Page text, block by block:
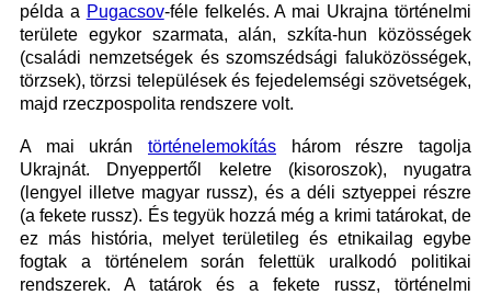
példa a Pugacsov-féle felkelés. A mai Ukrajna történelmi
területe egykor szarmata, alán, szkíta-hun közösségek
(családi nemzetségek és szomszédsági faluközösségek,
törzsek), törzsi települések és fejedelemségi szövetségek,
majd rzeczpospolita rendszere volt.
A mai ukrán történelemokítás három részre tagolja
Ukrajnát. Dnyeppertől keletre (kisoroszok), nyugatra
(lengyel illetve magyar russz), és a déli sztyeppei részre
(a fekete russz). És tegyük hozzá még a krimi tatárokat, de
ez más história, melyet területileg és etnikailag egybe
fogtak a történelem során felettük uralkodó politikai
rendszerek. A tatárok és a fekete russz, történelmi